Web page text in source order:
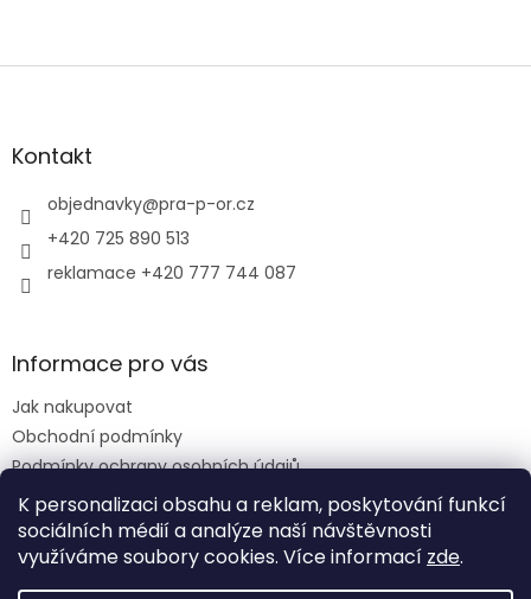
K personalizaci obsahu a reklam, poskytování funkcí
sociálních médií a analýze naší návštěvnosti
využíváme soubory cookies. Více informací zde.
Z
aKontakt
objednavky@pra-p-or.cz
+420 725 890 513
reklamace +420 777 744 087
Informace pro vás
Jak nakupovat
Obchodní podmínky
Podmínky ochrany osobních údajů
Reklamační řád